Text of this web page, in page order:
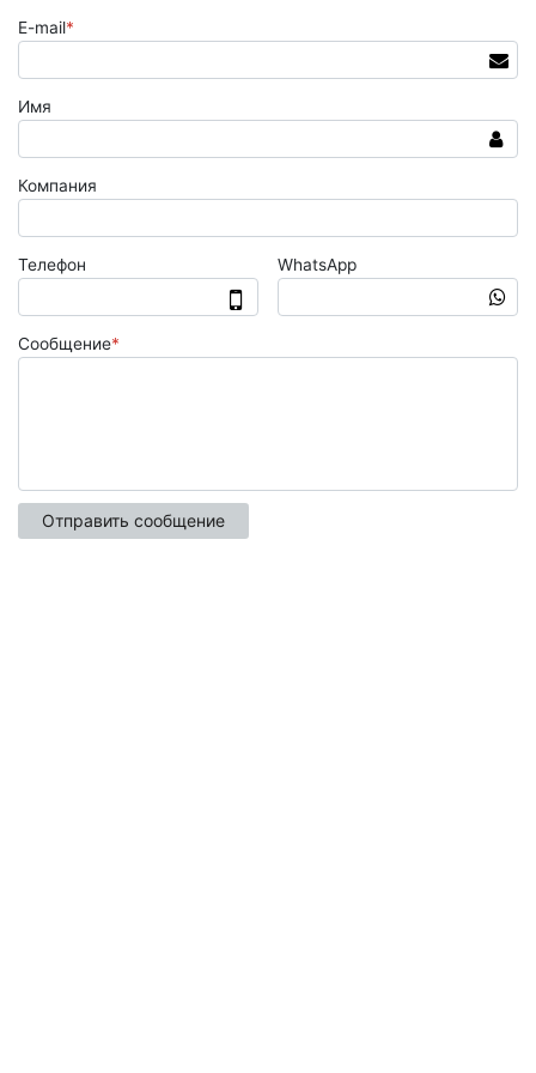
E-mail*
Имя
Компания
Телефон WhatsApp
Сообщение*